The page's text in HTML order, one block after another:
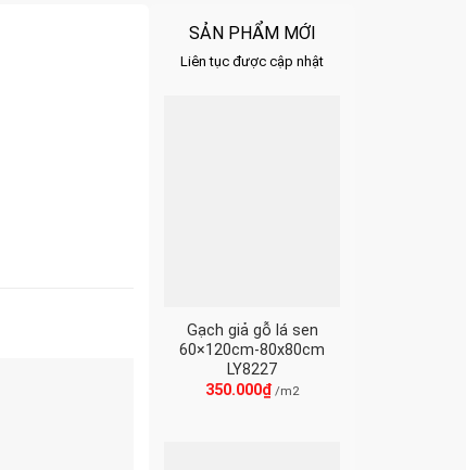
SẢN PHẨM MỚI
Liên tục được cập nhật
Gạch giả gỗ lá sen
60×120cm-80x80cm
LY8227
350.000₫ /m2